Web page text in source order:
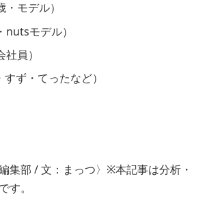
・モデル）
nutsモデル）
社員）
ず・てったなど）
集部 / 文：まっつ〉※本記事は分析・
す。